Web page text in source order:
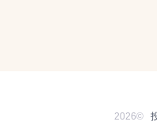
2026©